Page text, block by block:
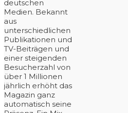
deutschen
Medien. Bekannt
aus
unterschiedlichen
Publikationen und
TV-Beiträgen und
einer steigenden
Besucherzahl von
über 1 Millionen
jährlich erhöht das
Magazin ganz
automatisch seine